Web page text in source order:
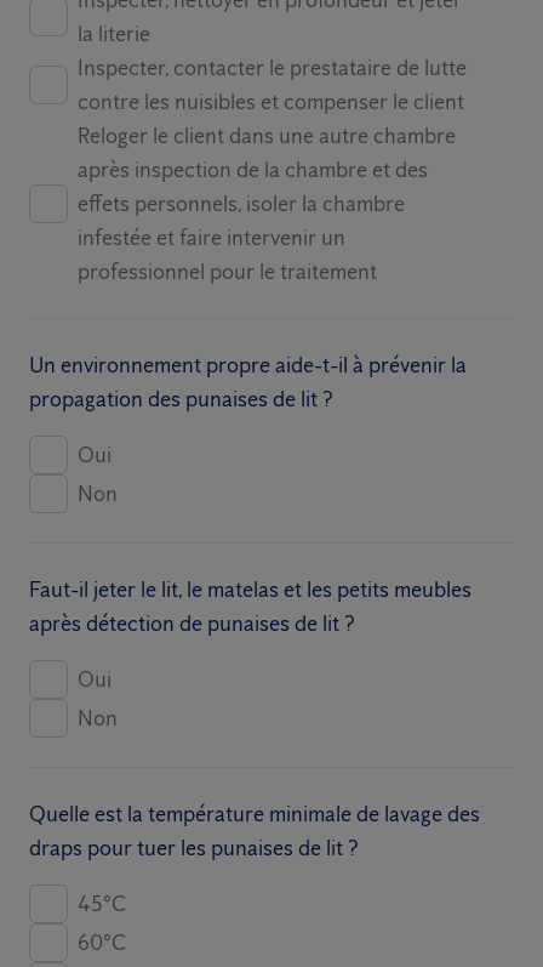
la literie
Inspecter, contacter le prestataire de lutte
contre les nuisibles et compenser le client
Reloger le client dans une autre chambre
après inspection de la chambre et des
effets personnels, isoler la chambre
infestée et faire intervenir un
professionnel pour le traitement
Un environnement propre aide-t-il à prévenir la
propagation des punaises de lit ?
Oui
Non
Faut-il jeter le lit, le matelas et les petits meubles
après détection de punaises de lit ?
Oui
Non
Quelle est la température minimale de lavage des
draps pour tuer les punaises de lit ?
45°C
60°C